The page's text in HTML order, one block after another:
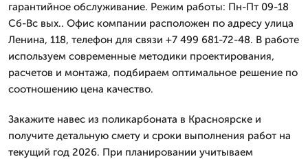
гарантийное обслуживание. Режим работы: Пн-Пт 09-18
Сб-Вс вых.. Офис компании расположен по адресу улица
Ленина, 118, телефон для связи +7 499 681-72-48. В работе
используем современные методики проектирования,
расчетов и монтажа, подбираем оптимальное решение по
соотношению цена качество.
Закажите навес из поликарбоната в Красноярске и
получите детальную смету и сроки выполнения работ на
текущий год 2026. При планировании учитываем